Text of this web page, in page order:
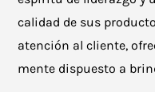
calidad de sus
atención al cliente,
mente dispuesto a